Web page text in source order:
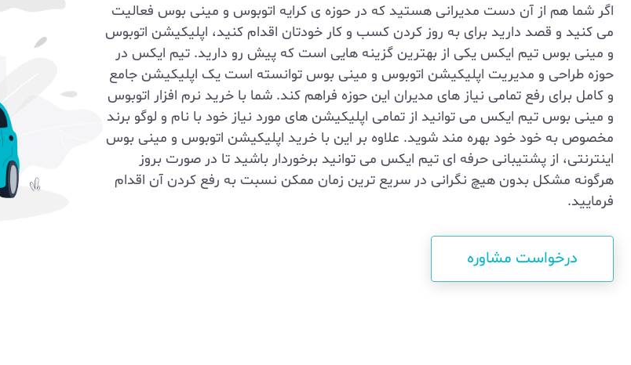
اگر شما هم از آن دست مدیرانی هستید که در حوزه ی کرایه اتوبوس و مینی بوس فعالیت
می کنید و قصد دارید برای به روز کردن کسب و کار خودتان اقدام کنید، اپلیکیشن اتوبوس
و مینی بوس تیم ایکس یکی از بهترین گزینه هایی است که پیش رو دارید. تیم ایکس در
حوزه طراحی و مدیریت اپلیکیشن اتوبوس و مینی بوس توانسته است یک اپلیکیشن جامع
و کامل برای رفع تمامی نیاز های مدیران این حوزه فراهم کند. شما با خرید نرم افزار اتوبوس
و مینی بوس تیم ایکس می توانید از تمامی اپلیکیشن های مورد نیاز خود با نام و لوگو برند
مخصوص به خود خود بهره مند شوید. علاوه بر این با خرید اپلیکیشن اتوبوس و مینی بوس
اینترنتی، از پشتیبانی حرفه ای تیم ایکس می توانید برخوردار باشید تا در صورت بروز
هرگونه مشکل بدون هیچ نگرانی در سریع ترین زمان ممکن نسبت به رفع کردن آن اقدام
فرمایید.
درخواست مشاوره